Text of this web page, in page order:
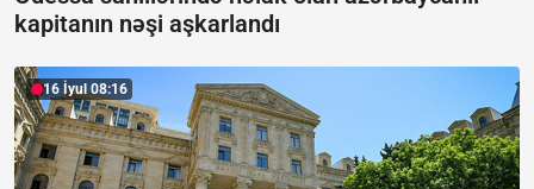
kapitanın nəşi aşkarlandı
16 İyul 08:16